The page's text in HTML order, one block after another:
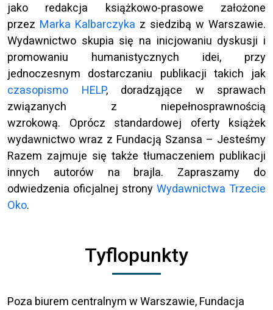
jako redakcja książkowo-prasowe założone
przez Marka Kalbarczyka z siedzibą w Warszawie.
Wydawnictwo skupia się na inicjowaniu dyskusji i
promowaniu humanistycznych idei, przy
jednoczesnym dostarczaniu publikacji takich jak
czasopismo HELP, doradząjące w sprawach
związanych z niepełnosprawnością
wzrokową. Oprócz standardowej oferty książek
wydawnictwo wraz z Fundacją Szansa – Jesteśmy
Razem zajmuje się także tłumaczeniem publikacji
innych autorów na brajla. Zapraszamy do
odwiedzenia oficjalnej strony Wydawnictwa Trzecie
Oko.
Tyflopunkty
Poza biurem centralnym w Warszawie, Fundacja